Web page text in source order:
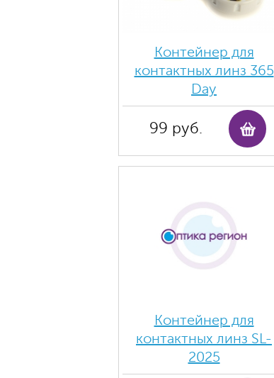
Контейнер для
контактных линз 365
Day
99 руб.
Контейнер для
контактных линз SL-
2025